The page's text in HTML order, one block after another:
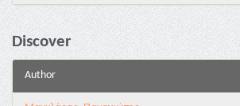
Discover
Author